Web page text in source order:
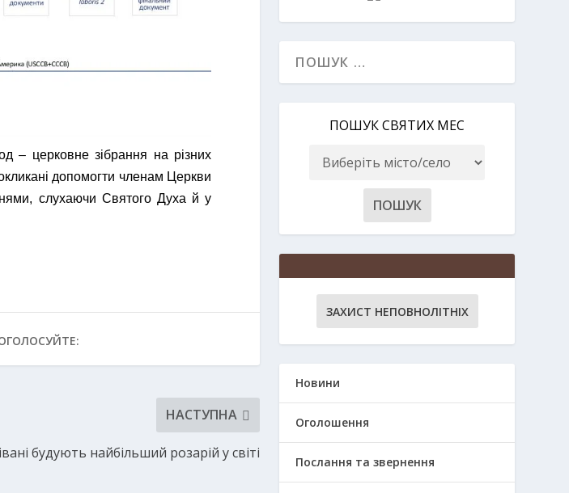
– церковне зібрання на різних
допомогти членам Церкви
слухаючи Святого Духа й у
НАСТУПНА
будують найбільший розарій у світі
ПОШУК СВЯТИХ МЕС
ЗАХИСТ НЕПОВНОЛІТНІХ
Новини
Оголошення
Послання та звернення